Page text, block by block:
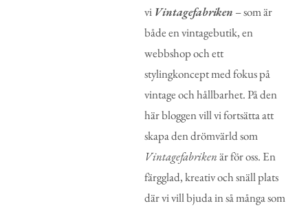
vi Vintagefabriken – som är
både en vintagebutik, en
webbshop och ett
stylingkoncept med fokus på
vintage och hållbarhet. På den
här bloggen vill vi fortsätta att
skapa den drömvärld som
Vintagefabrikenär för oss. En
färgglad, kreativ och snäll plats
där vi vill bjuda in så många som